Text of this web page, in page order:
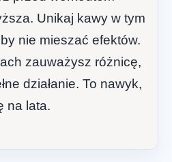
Unikaj kawy w tym
nie mieszać efektów.
zauważysz różnicę,
działanie. To nawyk,
na lata.